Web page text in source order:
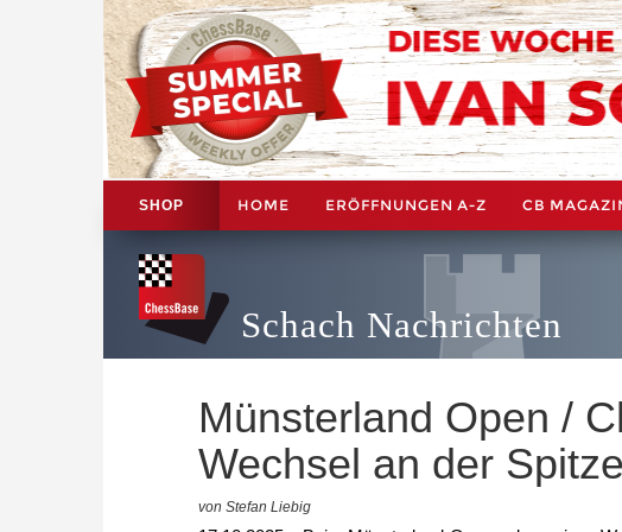
SHOP HOME ERÖFFNUNGEN A-Z CB
Schach Nachrichten
Münsterland Open /
Wechsel an der Spitze
von Stefan Liebig